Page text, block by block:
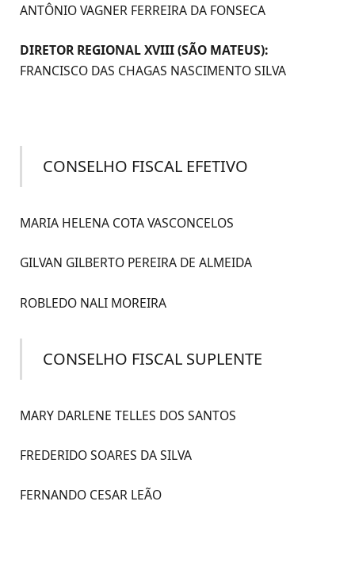
ANTÔNIO VAGNER FERREIRA DA FONSECA
DIRETOR REGIONAL XVIII (SÃO MATEUS):
FRANCISCO DAS CHAGAS NASCIMENTO SILVA
CONSELHO FISCAL EFETIVO
MARIA HELENA COTA VASCONCELOS
GILVAN GILBERTO PEREIRA DE ALMEIDA
ROBLEDO NALI MOREIRA
CONSELHO FISCAL SUPLENTE
MARY DARLENE TELLES DOS SANTOS
FREDERIDO SOARES DA SILVA
FERNANDO CESAR LEÃO